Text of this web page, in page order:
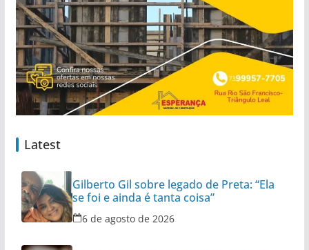
Latest
Gilberto Gil sobre legado de Preta: “Ela
se foi e ainda é tanta coisa”
6 de agosto de 2026